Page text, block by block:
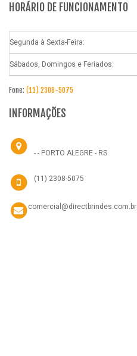
HORÁRIO DE FUNCIONAMENTO
Segunda à Sexta-Feira:
Sábados, Domingos e Feriados:
Fone: (11) 2308-5075
INFORMAÇÕES
- - PORTO ALEGRE - RS
(11) 2308-5075
comercial@directbrindes.com.br